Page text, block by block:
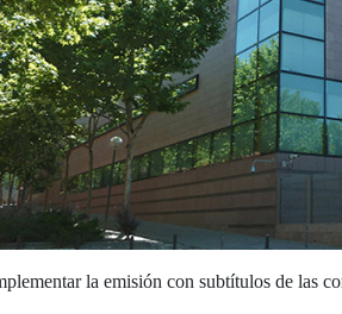
la emisión con subtítulos de las